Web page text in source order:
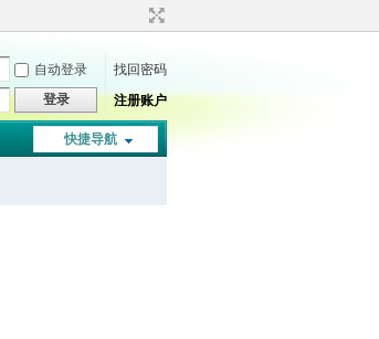
自动登录
找回密码
登录 注册账户
快捷导航